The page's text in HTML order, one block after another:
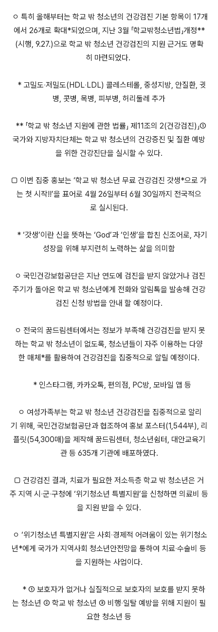
ㅇ 특히 올해부터는 학교 밖 청소년의 건강검진 기본 항목이 17개
에서 26개로 확대*되었으며, 지난 3월 「학교밖청소년법」개정**
(시행, 9.27.)으로 학교 밖 청소년 건강검진의 지원 근거도 명확
히 마련되었다.
* 고밀도‧저밀도(HDL‧LDL) 콜레스테롤, 중성지방, 안질환, 귓
병, 콧병, 목병, 피부병, 허리둘레 추가
** 「학교 밖 청소년 지원에 관한 법률」 제11조의 2(건강검진)」①
국가와 지방자치단체는 학교 밖 청소년의 건강증진 및 질환 예방
을 위한 건강진단을 실시할 수 있다.
□ 이번 집중 홍보는 ‘학교 밖 청소년 무료 건강검진 갓생*으로 가
는 첫 시작!!’을 표어로 4월 26일부터 6월 30일까지 전국적으
로 실시된다.
* ‘갓생’이란 신을 뜻하는 ‘God’과 ‘인생’을 합친 신조어로, 자기
성장을 위해 부지런히 노력하는 삶을 의미함
ㅇ 국민건강보험공단은 지난 연도에 검진을 받지 않았거나 검진
주기가 돌아온 학교 밖 청소년에게 전화와 알림톡을 발송해 건강
검진 신청 방법을 안내 할 예정이다.
ㅇ 전국의 꿈드림센터에서는 정보가 부족해 건강검진을 받지 못
하는 학교 밖 청소년이 없도록, 청소년들이 자주 이용하는 다양
한 매체*를 활용하여 건강검진을 집중적으로 알릴 예정이다.
* 인스타그램, 카카오톡, 편의점, PC방, 모바일 앱 등
ㅇ 여성가족부는 학교 밖 청소년 건강검진을 집중적으로 알리
기 위해, 국민건강보험공단과 협조하여 홍보 포스터(1,544부), 리
플릿(54,300매)을 제작해 꿈드림센터, 청소년쉼터, 대안교육기
관 등 635개 기관에 배포하였다.
□ 건강검진 결과, 치료가 필요한 저소득층 학교 밖 청소년은 거
주 지역 시‧군‧구청에 ‘위기청소년 특별지원’을 신청하면 의료비 등
을 지원 받을 수 있다.
ㅇ ‘위기청소년 특별지원’은 사회‧경제적 어려움이 있는 위기청소
년*에게 국가가 지역사회 청소년안전망을 통하여 치료‧수술비 등
을 지원하는 사업이다.
* ① 보호자가 없거나 실질적으로 보호자의 보호를 받지 못하
는 청소년 ② 학교 밖 청소년 ③ 비행‧일탈 예방을 위해 지원이 필
요한 청소년 등